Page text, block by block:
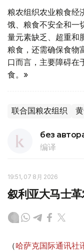
粮农组织农业粮食经
饿、粮食不安全和一
量元素缺乏、超重和
粮食，还需确保食物
口而言，主要障碍在
食。»
联合国粮农组织
без
编译
19:51, 07 8月 2026
叙利亚大马士
（哈萨克国际通讯社